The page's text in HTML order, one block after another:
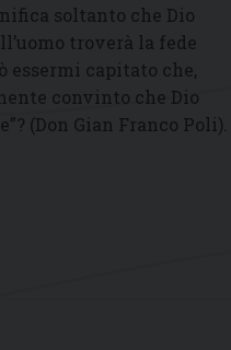
soltanto che Dio
troverà la fede
essermi capitato che,
convinto che Dio
(Don Gian Franco Poli).